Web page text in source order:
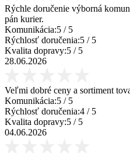
Rýchle doručenie výborná
pán kurier.
Komunikácia:5 / 5
Rýchlosť doručenia:5 / 5
Kvalita dopravy:5 / 5
28.06.2026
Veľmi dobré ceny a sortiment
Komunikácia:5 / 5
Rýchlosť doručenia:4 / 5
Kvalita dopravy:5 / 5
04.06.2026